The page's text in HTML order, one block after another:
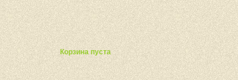
Корзина пуста